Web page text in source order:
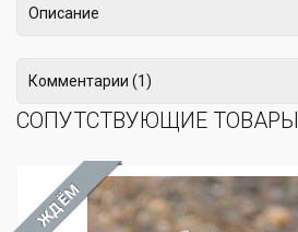
Описание
Комментарии (1)
СОПУТСТВУЮЩИЕ ТОВАРЫ